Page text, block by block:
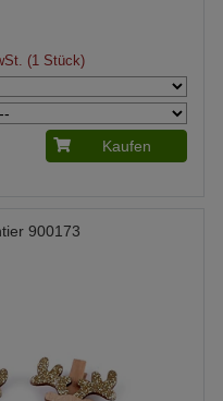
(1 Stück)
Kaufen
900173